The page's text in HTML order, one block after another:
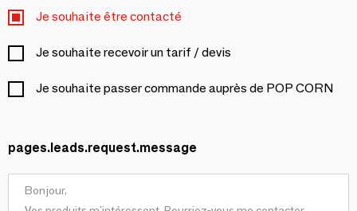
Je souhaite être contacté
Je souhaite recevoir un tarif / devis
Je souhaite passer commande auprès de POP CORN
pages.leads.request.message